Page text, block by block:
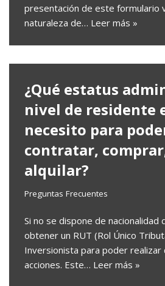
presentación de este formulario
naturaleza de… Leer más »
¿Qué estatus
nivel de residente
necesito para
contratar,
alquilar?
Preguntas Frecuentes
Si no se dispone de nacionalidad
obtener un RUT (Rol Único
Inversionista para poder realizar
acciones. Este… Leer más »